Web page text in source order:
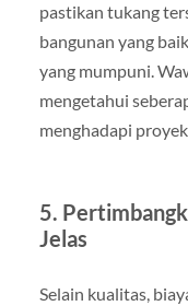
pastikan tukang
bangunan yang
yang mumpuni.
mengetahui
menghadapi
5.
Jelas
Selain kualitas,